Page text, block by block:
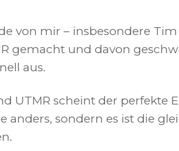
von mir – insbesondere Tim
gemacht und davon
aus.
UTMR scheint der perfekte
anders, sondern es ist die